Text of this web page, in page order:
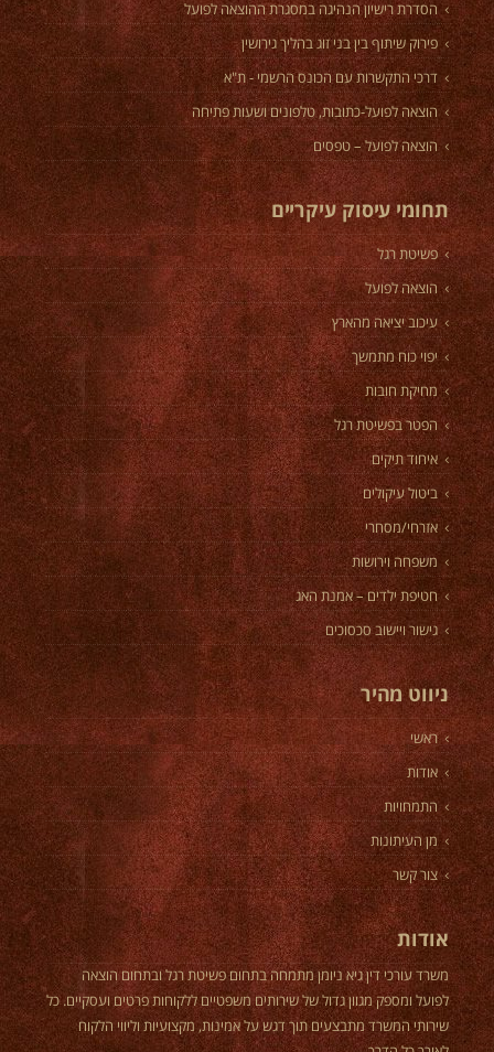
הסדרת רישיון הנהיגה במסגרת ההוצאה לפועל
פירוק שיתוף בין בני זוג בהליך גירושין
דרכי התקשרות עם הכונס הרשמי - ת"א
הוצאה לפועל-כתובות, טלפונים ושעות פתיחה
הוצאה לפועל – טפסים
תחומי עיסוק עיקריים
פשיטת רגל
הוצאה לפועל
עיכוב יציאה מהארץ
יפוי כוח מתמשך
מחיקת חובות
הפטר בפשיטת רגל
איחוד תיקים
ביטול עיקולים
אזרחי/מסחרי
משפחה וירושות
חטיפת ילדים – אמנת האג
גישור ויישוב סכסוכים
ניווט מהיר
ראשי
אודות
התמחויות
מן העיתונות
צור קשר
אודות
משרד עורכי דין גיא ניומן מתמחה בתחום פשיטת רגל ובתחום הוצאה
לפועל ומספק מגוון גדול של שירותים משפטיים ללקוחות פרטים ועסקיים. כל
שירותי המשרד מתבצעים תוך דגש על אמינות, מקצועיות וליווי הלקוח